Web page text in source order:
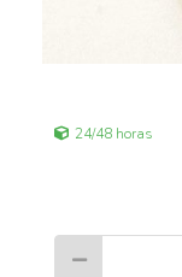
24/48 horas